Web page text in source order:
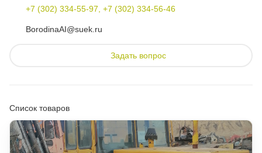
+7 (302) 334-55-97, +7 (302) 334-56-46
BorodinaAI@suek.ru
Задать вопрос
Список товаров